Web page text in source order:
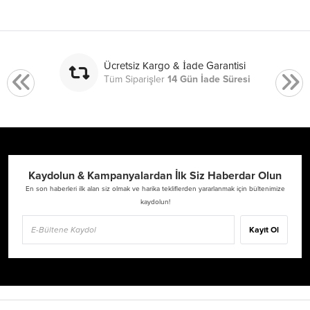
Ücretsiz Kargo & İade Garantisi
Tüm Siparişler14 Gün İade Süresi
Kaydolun & Kampanyalardan İlk Siz Haberdar Olun
En son haberleri ilk alan siz olmak ve harika tekliflerden yararlanmak için bültenimize
kaydolun!
Kayıt Ol